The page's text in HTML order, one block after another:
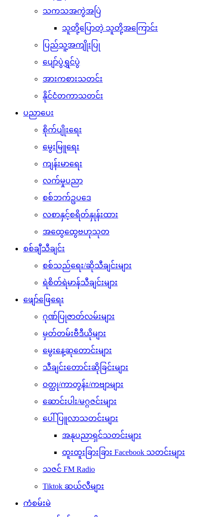
သကသအကွဲအပြဲ
သူတို့ပြောတဲ့ သူတို့အကြောင်း
ပြည်သူ့အကျိုးပြု
ပျော်ပွဲရွှင်ပွဲ
အားကစားသတင်း
နိုင်ငံတကာသတင်း
ပညာပေး
စိုက်ပျိုးရေး
မွေးမြူရေး
ကျန်းမာရေး
လက်မှုပညာ
စစ်ဘက်ဥပဒေ
လစာနှင့်စရိတ်နှုန်းထား
အထွေထွေဗဟုသုတ
စစ်ချီသီချင်း
စစ်သည်ရေး/ဆိုသီချင်းများ
ရဲစိတ်ရဲမာန်သီချင်းများ
ဖျော်ဖြေရေး
ဂုဏ်ပြုဇာတ်လမ်းများ
မှတ်တမ်းဗီဒီယိုများ
မွေးနေ့ဆုတောင်းများ
သီချင်းတောင်းဆိုခြင်းများ
ဝတ္ထု/ကာတွန်း/ကဗျာများ
ဆောင်းပါး/မဂ္ဂဇင်းများ
ပေါ်ပြူလာသတင်းများ
အနုပညာရှင်သတင်းများ
ထူးထူးခြားခြား Facebook သတင်းများ
သဇင် FM Radio
Tiktok ဆယ်လီများ
ကံစမ်းမဲ